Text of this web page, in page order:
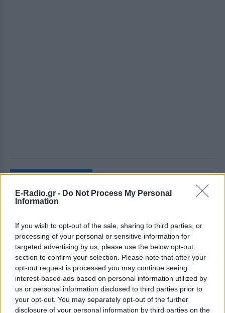
E-Radio.gr - Do Not Process My Personal
Information
If you wish to opt-out of the sale, sharing to third parties, or
processing of your personal or sensitive information for
targeted advertising by us, please use the below opt-out
section to confirm your selection. Please note that after your
opt-out request is processed you may continue seeing
interest-based ads based on personal information utilized by
us or personal information disclosed to third parties prior to
your opt-out. You may separately opt-out of the further
disclosure of your personal information by third parties on the
ΔΕΙΤΕ ΕΠΙΣΗΣ
ΣΤΗΝ ΙΔΙΑ ΚΑΤΗΓΟΡΙΑ
Extreme Makeover Home
Edition με τον Σπύρο Σούλη: Το
νέο trailer του ΑΝΤ1 που μας
άφησε άφωνους
ΣΉΜΕΡΑ
Το διεθνώς γνωστό ριάλιτι ανακαίνισης
έρχεται στον ΑΝΤ1 από το φθινόπωρο,
με τον Σπύρο Σούλη στο τιμόνι της
ελληνικής εκδοχής.